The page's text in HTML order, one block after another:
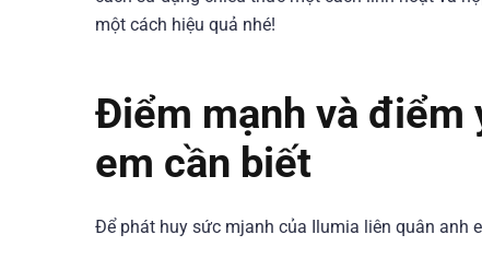
một cách hiệu quả nhé!
Điểm mạnh và điểm
em cần biết
Để phát huy sức mjanh của Ilumia liên quân anh